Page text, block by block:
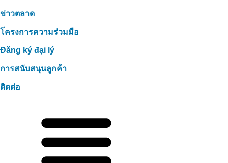
ข่าวตลาด
โครงการความร่วมมือ
Đăng ký đại lý
การสนับสนุนลูกค้า
ติดต่อ